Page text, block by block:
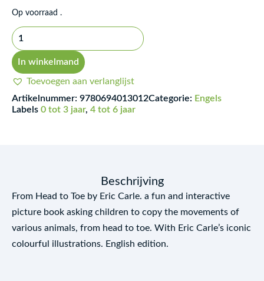
Op voorraad .
From
Head
to
Toe
aantal
In winkelmand
Toevoegen aan verlanglijst
Artikelnummer: 9780694013012Categorie: Engels
Labels 0 tot 3 jaar, 4 tot 6 jaar
Beschrijving
From Head to Toe by Eric Carle. a fun and interactive
picture book asking children to copy the movements of
various animals, from head to toe. With Eric Carle’s iconic
colourful illustrations. English edition.